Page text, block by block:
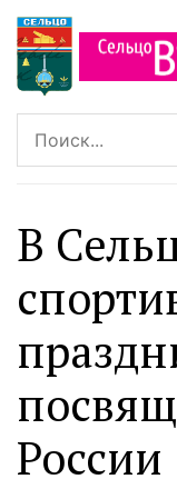
В
России